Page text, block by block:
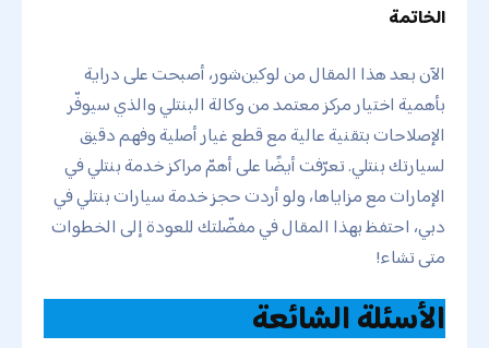
الخاتمة
الآن بعد هذا المقال من لوکین‌شور، أصبحت على دراية
بأهمية اختيار مركز معتمد من وكالة البنتلي والذي سيوفّر
الإصلاحات بتقنية عالية مع قطع غيار أصلية وفهم دقيق
لسيارتك بنتلي. تعرّفت أيضًا على أهمّ مراكز خدمة بنتلي في
الإمارات مع مزاياها، ولو أردت حجز خدمة سيارات بنتلي في
دبي، احتفظ بهذا المقال في مفضّلتك للعودة إلى الخطوات
متى تشاء!
الأسئلة الشائعة